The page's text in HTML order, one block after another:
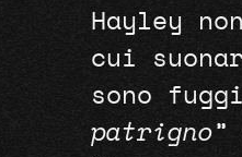
Hayley
cui
sono
patrigno”